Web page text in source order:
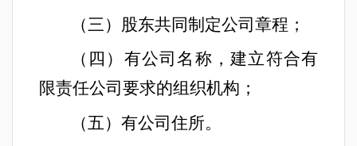
（三）股东共同制定公司章程；
（四）有公司名称，建立符合有
限责任公司要求的组织机构；
（五）有公司住所。